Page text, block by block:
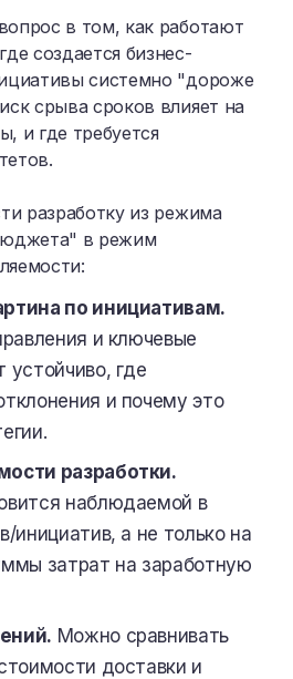
в том, как работают
создается бизнес-
системно "дороже
срыва сроков влияет на
и где требуется
разработку из режима
в режим
по инициативам.
и ключевые
устойчиво, где
и почему это
разработки.
наблюдаемой в
инициатив, а не только на
затрат на заработную
Можно сравнивать
доставки и